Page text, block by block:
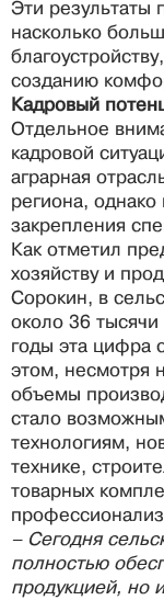
Эти результаты
насколько
созданию
Кадровый
Отдельное
кадровой
аграрная
региона,
закрепления
Как отметил
хозяйству и
Сорокин, в
около 36
годы эта цифра
этом, несмотря
объемы
стало
технологиям,
технике,
товарных
– Сегодня
полностью
продукцией, но